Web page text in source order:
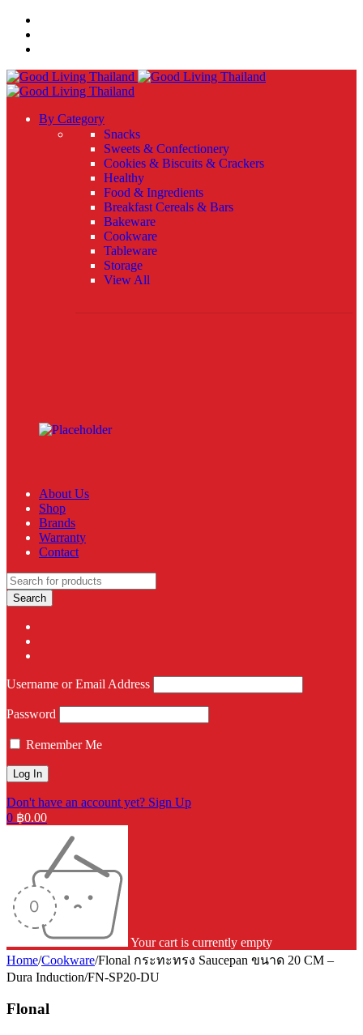
By Category
Snacks
Sweets & Confectionery
Cookies & Biscuits & Crackers
Healthy
Food & Ingredients
Breakfast Cereals & Bars
Bakeware
Cookware
Tableware
Storage
View All
About Us
Shop
Brands
Warranty
Contact
Username or Email Address
Password
Remember Me
Don't have an account yet? Sign Up
0 ฿0.00
Your cart is currently empty
Home/Cookware/Flonal กระทะทรง Saucepan ขนาด 20 CM –
Dura Induction/FN-SP20-DU
Flonal